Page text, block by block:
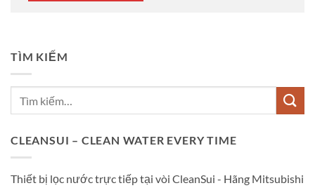
TÌM KIẾM
CLEANSUI – CLEAN WATER EVERY TIME
Thiết bị lọc nước trực tiếp tại vòi CleanSui - Hãng Mitsubishi